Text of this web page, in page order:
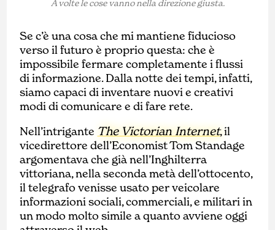
A volte le cose vanno nella direzione giusta.
Se c’è una cosa che mi mantiene fiducioso
verso il futuro è proprio questa: che è
impossibile fermare completamente i flussi
di informazione. Dalla notte dei tempi, infatti,
siamo capaci di inventare nuovi e creativi
modi di comunicare e di fare rete.
Nell’intrigante The Victorian Internet, il
vicedirettore dell’Economist Tom Standage
argomentava che già nell’Inghilterra
vittoriana, nella seconda metà dell’ottocento,
il telegrafo venisse usato per veicolare
informazioni sociali, commerciali, e militari in
un modo molto simile a quanto avviene oggi